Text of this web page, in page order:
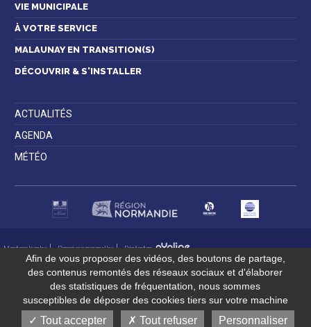
VIE MUNICIPALE
À VOTRE SERVICE
MALAUNAY EN TRANSITION(S)
DÉCOUVRIR & S'INSTALLER
ACTUALITÉS
AGENDA
MÉTÉO
Mentions légales Données personnelles Réalisation
Afin de vous proposer des vidéos, des boutons de partage,
des contenus remontés des réseaux sociaux et d'élaborer
des statistiques de fréquentation, nous sommes
susceptibles de déposer des cookies tiers sur votre machine
Tout accepter Tout refuser Personnaliser